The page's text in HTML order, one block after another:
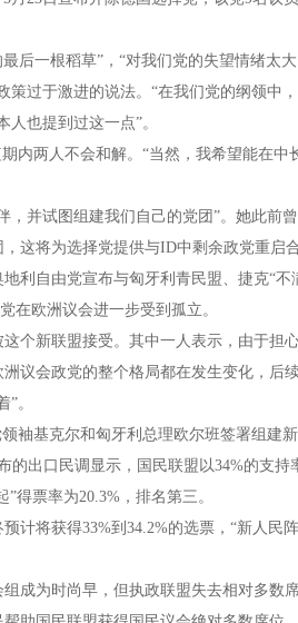
后一根稻草”，“对我们党的失望情绪太
过于激进的说法。“在我们党的纲领中
也提到过这一点”。
内两人不会和解。“当然，我希望能在
并试图组建我们自己的党团”。她此前
这将为选择党提供与ID中剩余政党重启合
利自由党宣布与匈牙利青民盟、捷克“
在欧洲议会进一步受到孤立。
个新联盟接受。其中一人表示，由于担
议会政党的整个格局都在发生变化，后
。
袖基克尔和匈牙利总理欧尔班签署组建
的出口民调显示，国民联盟以34%的支
得票率为20.3%，排名第三。
计将获得33%到34.2%的选票，“新人民
成为时尚早，但执政联盟失去相对多数